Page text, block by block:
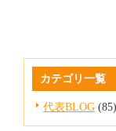
カテゴリ一覧
代表BLOG (85)